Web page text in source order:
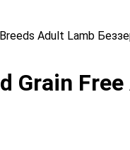
Adult Lamb
Grain